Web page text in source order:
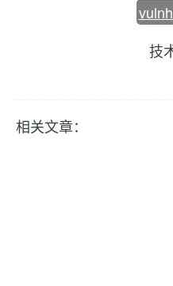
技
相关文章：